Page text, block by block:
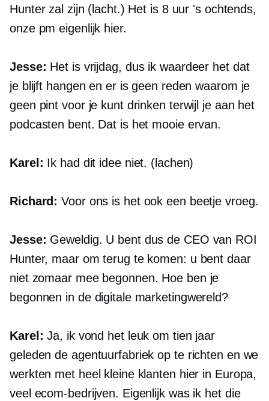
Hunter zal zijn (lacht.) Het is 8 uur 's ochtends,
onze pm eigenlijk hier.
Jesse: Het is vrijdag, dus ik waardeer het dat
je blijft hangen en er is geen reden waarom je
geen pint voor je kunt drinken terwijl je aan het
podcasten bent. Dat is het mooie ervan.
Karel: Ik had dit idee niet. (lachen)
Richard: Voor ons is het ook een beetje vroeg.
Jesse: Geweldig. U bent dus de CEO van ROI
Hunter, maar om terug te komen: u bent daar
niet zomaar mee begonnen. Hoe ben je
begonnen in de digitale marketingwereld?
Karel: Ja, ik vond het leuk om tien jaar
geleden de agentuurfabriek op te richten en we
werkten met heel kleine klanten hier in Europa,
veel ecom-bedrijven. Eigenlijk was ik het die